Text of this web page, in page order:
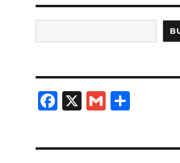
F X G C